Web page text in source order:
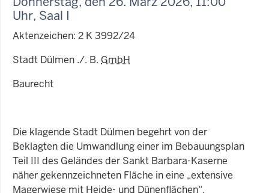
Uhr, Saal I
Aktenzeichen: 2 K 3992/24
Stadt Dülmen ./. B. GmbH
Baurecht
Die klagende Stadt Dülmen begehrt von der
Beklagten die Umwandlung einer im Bebauungsplan
Teil III des Geländes der Sankt Barbara-Kaserne
näher gekennzeichneten Fläche in eine „extensive
Magerwiese mit Heide- und Dünenflächen“.